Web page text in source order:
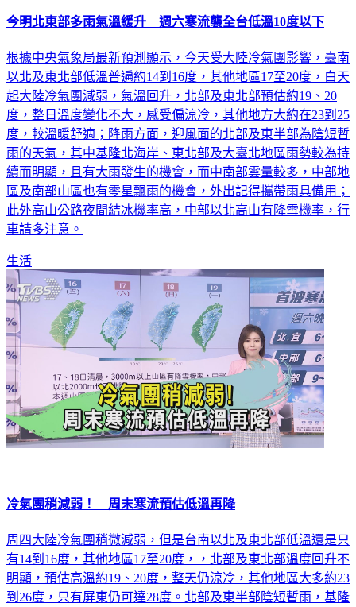
今明北東部多雨氣溫緩升 週六寒流襲全台低溫10度以下
根據中央氣象局最新預測顯示，今天受大陸冷氣團影響，臺南
以北及東北部低溫普遍約14到16度，其他地區17至20度，白天
起大陸冷氣團減弱，氣溫回升，北部及東北部預估約19、20
度，整日溫度變化不大，感受偏涼冷，其他地方大約在23到25
度，較溫暖舒適；降雨方面，迎風面的北部及東半部為陰短暫
雨的天氣，其中基隆北海岸、東北部及大臺北地區雨勢較為持
續而明顯，且有大雨發生的機會，而中南部雲量較多，中部地
區及南部山區也有零星飄雨的機會，外出記得攜帶雨具備用；
此外高山公路夜間結冰機率高，中部以北高山有降雪機率，行
車請多注意。
生活
冷氣團稍減弱！ 周末寒流預估低溫再降
周四大陸冷氣團稍微減弱，但是台南以北及東北部低溫還是只
有14到16度，其他地區17至20度，，北部及東北部溫度回升不
明顯，預估高溫約19、20度，整天仍涼冷，其他地區大多約23
到26度，只有屏東仍可達28度。北部及東半部陰短暫雨，基隆